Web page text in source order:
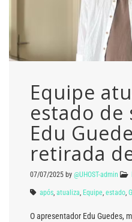
Equipe
estado de
Edu
retirada
07/07/2025 by @UHOST-admin
após atualiza Equipe estado
O apresentador Edu Guedes,